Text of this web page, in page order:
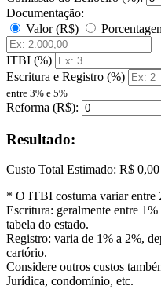
Documentação:
Valor (R$)
ITBI (%)
Escritura e Registro (%)
entre 3% e 5%
Reforma (R$):
Resultado:
Custo Total Estimado: R$ 0,00
* O ITBI costuma variar entre
Escritura: geralmente entre
tabela do estado.
Registro: varia de 1% a 2%,
cartório.
Considere outros custos
Jurídica, condomínio, etc.